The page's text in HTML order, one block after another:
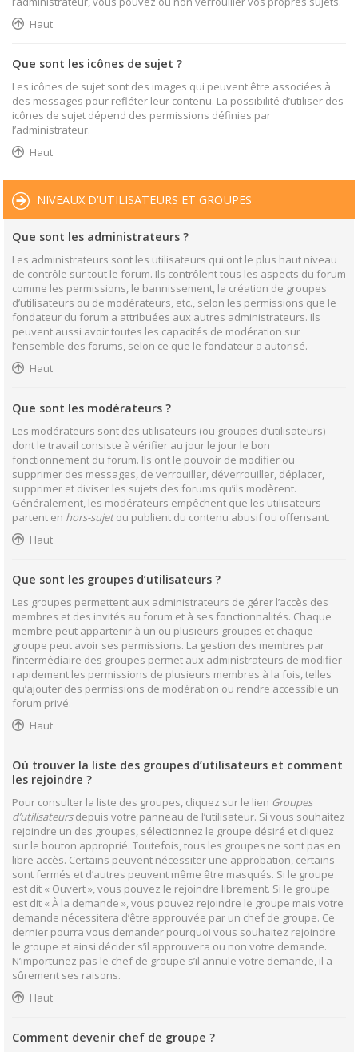
Haut
Que sont les icônes de sujet ?
Les icônes de sujet sont des images qui peuvent être associées à
des messages pour refléter leur contenu. La possibilité d’utiliser des
icônes de sujet dépend des permissions définies par
l’administrateur.
Haut
NIVEAUX D’UTILISATEURS ET GROUPES
Que sont les administrateurs ?
Les administrateurs sont les utilisateurs qui ont le plus haut niveau
de contrôle sur tout le forum. Ils contrôlent tous les aspects du forum
comme les permissions, le bannissement, la création de groupes
d’utilisateurs ou de modérateurs, etc., selon les permissions que le
fondateur du forum a attribuées aux autres administrateurs. Ils
peuvent aussi avoir toutes les capacités de modération sur
l’ensemble des forums, selon ce que le fondateur a autorisé.
Haut
Que sont les modérateurs ?
Les modérateurs sont des utilisateurs (ou groupes d’utilisateurs)
dont le travail consiste à vérifier au jour le jour le bon
fonctionnement du forum. Ils ont le pouvoir de modifier ou
supprimer des messages, de verrouiller, déverrouiller, déplacer,
supprimer et diviser les sujets des forums qu’ils modèrent.
Généralement, les modérateurs empêchent que les utilisateurs
partent en hors-sujetou publient du contenu abusif ou offensant.
Haut
Que sont les groupes d’utilisateurs ?
Les groupes permettent aux administrateurs de gérer l’accès des
membres et des invités au forum et à ses fonctionnalités. Chaque
membre peut appartenir à un ou plusieurs groupes et chaque
groupe peut avoir ses permissions. La gestion des membres par
l’intermédiaire des groupes permet aux administrateurs de modifier
rapidement les permissions de plusieurs membres à la fois, telles
qu’ajouter des permissions de modération ou rendre accessible un
forum privé.
Haut
Où trouver la liste des groupes d’utilisateurs et comment
les rejoindre ?
Pour consulter la liste des groupes, cliquez sur le lien Groupes
d’utilisateursdepuis votre panneau de l’utilisateur. Si vous souhaitez
rejoindre un des groupes, sélectionnez le groupe désiré et cliquez
sur le bouton approprié. Toutefois, tous les groupes ne sont pas en
libre accès. Certains peuvent nécessiter une approbation, certains
sont fermés et d’autres peuvent même être masqués. Si le groupe
est dit « Ouvert », vous pouvez le rejoindre librement. Si le groupe
est dit « À la demande », vous pouvez rejoindre le groupe mais votre
demande nécessitera d’être approuvée par un chef de groupe. Ce
dernier pourra vous demander pourquoi vous souhaitez rejoindre
le groupe et ainsi décider s’il approuvera ou non votre demande.
N’importunez pas le chef de groupe s’il annule votre demande, il a
sûrement ses raisons.
Haut
Comment devenir chef de groupe ?